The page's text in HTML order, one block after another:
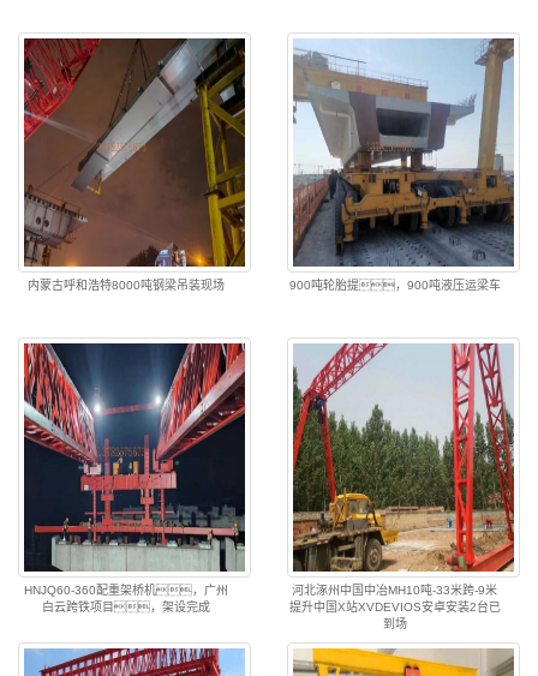
内蒙古呼和浩特8000吨钢梁吊装现场 900吨轮胎提，900吨液压运梁车
HNJQ60-360配重架桥机，广州
白云跨铁项目，架设完成
河北涿州中国中冶MH10吨-33米跨-9米
提升中国X站XVDEVIOS安卓安装2台已
到场